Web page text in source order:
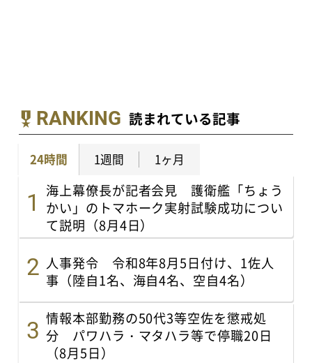
RANKING 読まれている記事
24時間 1週間 1ヶ月
海上幕僚長が記者会見 護衛艦「ちょう
かい」のトマホーク実射試験成功につい
て説明（8月4日）
人事発令 令和8年8月5日付け、1佐人
事（陸自1名、海自4名、空自4名）
情報本部勤務の50代3等空佐を懲戒処
分 パワハラ・マタハラ等で停職20日
（8月5日）